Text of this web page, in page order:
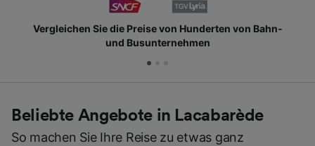
Vergleichen Sie die Preise von Hunderten von Bahn-
und Busunternehmen
Beliebte Angebote in Lacabarède
So machen Sie Ihre Reise zu etwas ganz